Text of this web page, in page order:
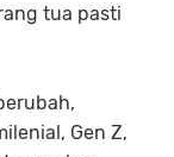
tua pasti
Gen Z,